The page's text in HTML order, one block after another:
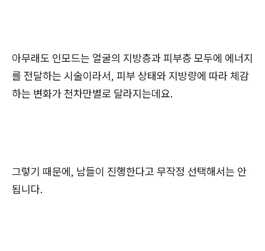
아무래도 인모드는 얼굴의 지방층과 피부층 모두에 에너지
를 전달하는 시술이라서, 피부 상태와 지방량에 따라 체감
하는 변화가 천차만별로 달라지는데요.
그렇기 때문에, 남들이 진행한다고 무작정 선택해서는 안
됩니다.